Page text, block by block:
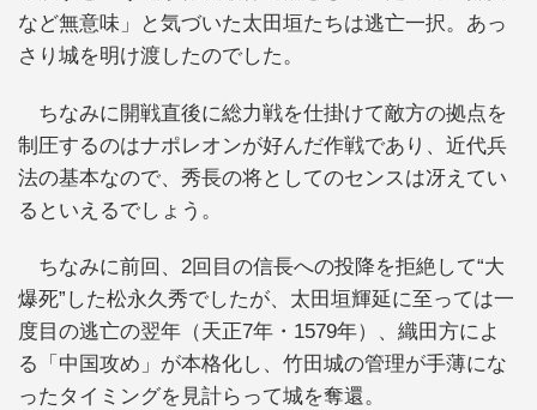
など無意味」と気づいた太田垣たちは逃亡一択。あっ
さり城を明け渡したのでした。
ちなみに開戦直後に総力戦を仕掛けて敵方の拠点を
制圧するのはナポレオンが好んだ作戦であり、近代兵
法の基本なので、秀長の将としてのセンスは冴えてい
るといえるでしょう。
ちなみに前回、2回目の信長への投降を拒絶して“大
爆死”した松永久秀でしたが、太田垣輝延に至っては一
度目の逃亡の翌年（天正7年・1579年）、織田方によ
る「中国攻め」が本格化し、竹田城の管理が手薄にな
ったタイミングを見計らって城を奪還。